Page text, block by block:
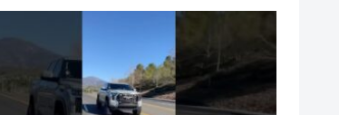
えた時の反応が…ｗ